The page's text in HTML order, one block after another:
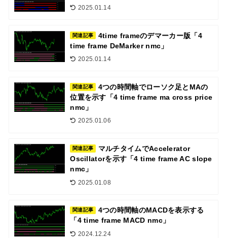
2025.01.14
関連記事
4time frameのデマーカー版「4
time frame DeMarker nmc」
2025.01.14
関連記事
4つの時間軸でローソク足とMAの
位置を示す「4 time frame ma cross price
nmc」
2025.01.06
関連記事
マルチタイムでAccelerator
Oscillatorを示す「4 time frame AC slope
nmc」
2025.01.08
関連記事
4つの時間軸のMACDを表示する
「4 time frame MACD nmc」
2024.12.24